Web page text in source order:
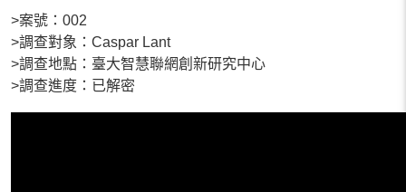
>案號：002
>調查對象：Caspar Lant
>調查地點：臺大智慧聯網創新研究中心
>調查進度：已解密